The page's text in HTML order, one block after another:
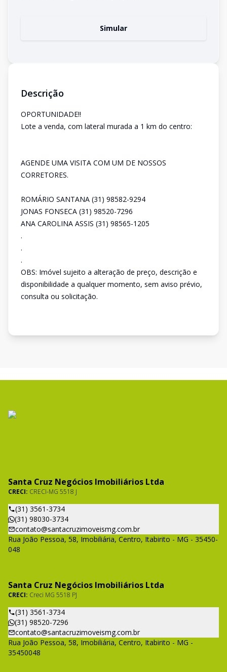
Simular
Descrição
OPORTUNIDADE!!
Lote a venda, com lateral murada a 1 km do centro:
AGENDE UMA VISITA COM UM DE NOSSOS
CORRETORES.
ROMÁRIO SANTANA (31) 98582-9294
JONAS FONSECA (31) 98520-7296
ANA CAROLINA ASSIS (31) 98565-1205
.
.
.
OBS: Imóvel sujeito a alteração de preço, descrição e
disponibilidade a qualquer momento, sem aviso prévio,
consulta ou solicitação.
Santa Cruz Negócios Imobiliários Ltda
CRECI: CRECI-MG 5518 J
(31) 3561-3734
(31) 98030-3734
contato@santacruzimoveismg.com.br
Rua João Pessoa, 58, Imobiliária, Centro, Itabirito - MG - 35450-
048
Santa Cruz Negócios Imobiliários Ltda
CRECI: Creci MG 5518 PJ
(31) 3561-3734
(31) 98520-7296
contato@santacruzimoveismg.com.br
Rua João Pessoa, 58, Imobiliária, Centro, Itabirito - MG -
35450048